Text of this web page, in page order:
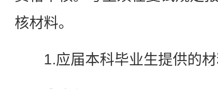
核材料。
1.应届本科毕业生提供的材